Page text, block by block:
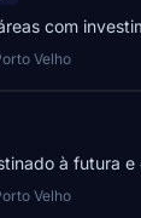
com
Velho
à futura
Velho